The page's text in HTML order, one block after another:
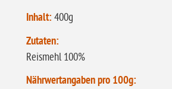
Inhalt: 400g
Zutaten:
Reismehl 100%
Nährwertangaben pro 100g: